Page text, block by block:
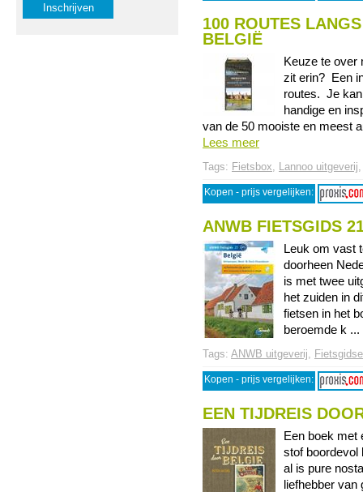
100 ROUTES
BELGIË
Keuze te over
zit erin? Een
routes. Je
handige en
van de 50 mooiste en meest
Lees meer
Tags: Fietsbox, Lannoo uitgeverij
Kopen - prijs vergelijken:
ANWB FIETSGIDS
Leuk om vast
doorheen
is met twee
het zuiden in
fietsen in het
beroemde k
Tags: ANWB uitgeverij,
Kopen - prijs vergelijken:
EEN TIJDREIS
Een boek met
stof boordevol
al is pure
liefhebber